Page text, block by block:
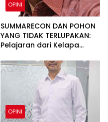
OPINI
SUMMARECON DAN POHON
YANG TIDAK TERLUPAKAN:
Pelajaran dari Kelapa
Pembangunan yang
Berakar Sejarah
OPINI